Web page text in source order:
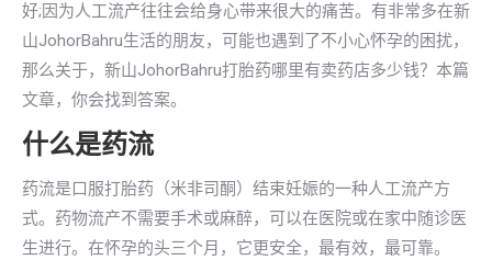
好;因为人工流产往往会给身心带来很大的痛苦。有非常多在新
山JohorBahru生活的朋友，可能也遇到了不小心怀孕的困扰，
那么关于，新山JohorBahru打胎药哪里有卖药店多少钱？本篇
文章，你会找到答案。
什么是药流
药流是口服打胎药（米非司酮）结束妊娠的一种人工流产方
式。药物流产不需要手术或麻醉，可以在医院或在家中随诊医
生进行。在怀孕的头三个月，它更安全，最有效，最可靠。